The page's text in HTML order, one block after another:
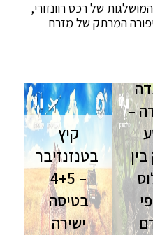
של רכס רוונזורי,
המרתק של מזרח
–
קיץ
בטנזנזיבר
– 4+5
בטיסה
ישירה